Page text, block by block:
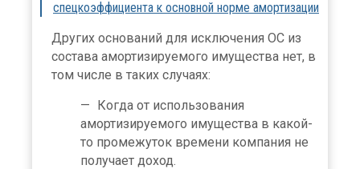
спецкоэффициента к основной норме амортизации
Других оснований для исключения ОС из
состава амортизируемого имущества нет, в
том числе в таких случаях:
Когда от использования
амортизируемого имущества в какой-
то промежуток времени компания не
получает доход.